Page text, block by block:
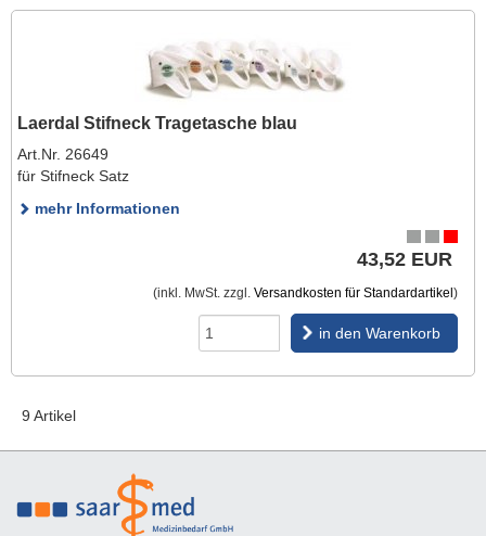
Laerdal Stifneck Tragetasche blau
Art.Nr. 26649
für Stifneck Satz
mehr Informationen
43,52 EUR
(inkl. MwSt. zzgl. Versandkosten für Standardartikel )
in den Warenkorb
9 Artikel